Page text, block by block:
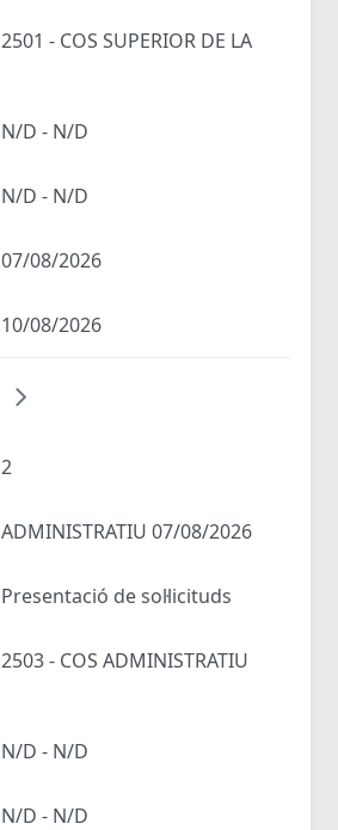
2501 - COS SUPERIOR DE LA
N/D - N/D
N/D - N/D
07/08/2026
10/08/2026
2
ADMINISTRATIU 07/08/2026
Presentació de sol·licituds
2503 - COS ADMINISTRATIU
N/D - N/D
N/D - N/D